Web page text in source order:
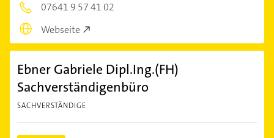
07641 9 57 41 02
Webseite
Ebner Gabriele Dipl.Ing.(FH)
Sachverständigenbüro
SACHVERSTÄNDIGE